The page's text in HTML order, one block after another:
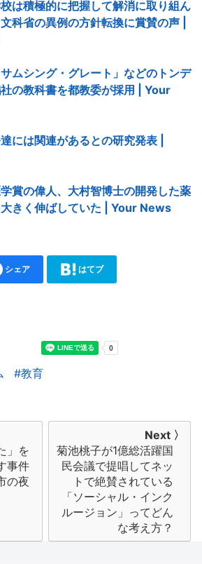
校は積極的に把握して解消に取り組ん
科省の異例の方針転換に賞賛の声 |
サムシング・グレート」などのトンデ
の教科書を都教委が採用 | Your
には関連があるとの研究発表 |
賞の偉人、大村智博士の開発した薬
きく伸ばしていた | Your News
シェア はてブ
教育
」を
事件
の夜
Next 〉
菊池桃子が1億総活躍国
民会議で提唱してネッ
トで絶賛されている
「ソーシャル・インク
ルージョン」ってどん
な考え方？